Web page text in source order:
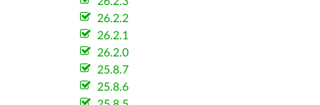
26.2.2
26.2.1
26.2.0
25.8.7
25.8.6